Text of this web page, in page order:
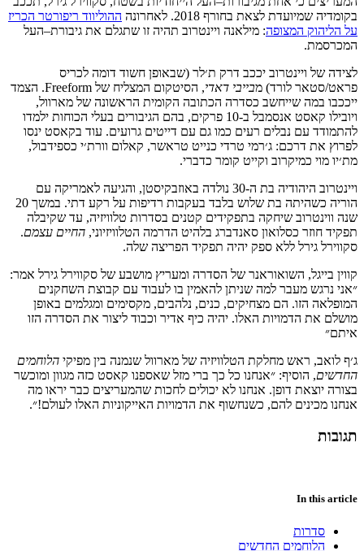
בקומדיה שמיועדת לצאת בחורף לאחרונה ההוליווד ריפורטר הכריז
על הליהוק המצופה: מילאנה ויינטרוב תהיה זו שתגלם את גיבורת–העל
המכרסמת.
לצידה של ויינטרוב יככב דרק ת׳לר (שבאופן חשוד דומה לכריס
פראט/סטאר לורד) מבייבי דאדי, הסיטקום המצליח של
הצמד
ייככבו במה שייחשב כסדרה הכתובה הקומית הראשונה של מארוול,
ויובילו קאסט אנסמבל ב-10 פרקים, בהם הגיבורים בעלי הכוחות ילמדו
להתמודד עם נבלים רעים כמו גם עם דייטים גרועים. עוד בקאסט ינסו
לפרוץ את דרכם: ג׳רמי טרדי כנייט טראשר, קאלום וורת׳י כספידבול,
מת׳יו מוי כמיקרוב וקייט קומר כדברי.
ויינטרוב היהודיה בת ה-30 נולדה באוזבקיסטן, והגיעה לאמריקה עם
הוריה כשהיתה בת שלוש בלבד בעקבות רדיפות על רקע דתי. במשך 20
שנה ווינטרוב שיחקה בתפקידים קטנים בסדרות טלוויזיה, עד שקיבלה
תפקיד חוזר כסלואון סאנדברג בלהיט הדרמה הטלוויזיוני, החיים עצמם.
סקווירל גירל ללא ספק יהיה תפקיד הפריצה שלה.
קווין בייגל, השואוראנר של הסדרה ומעריץ מושבע של סקווירל גירל אמר:
״אני נרגש מעבר למה שניתן להאמין בו לעבוד עם קבוצת השחקנים
המופלאה הזו. הם מצחיקים, כנים, נלהבים, מקסימים ומגלמים באופן
מושלם את הדמויות האלו. יהיה כיף אדיר וכבוד ליצור את הסדרה הזו
איתם״
ג׳ף לואב, ראש מחלקת הטלוויזיה של מארוול שנמנה בין מפיקי הלוחמים
החדשים, הוסיף: ״אנחנו כל כך ברי מזל שאספנו קאסט כזה מגוון ומוכשר
בצורה יוצאת דופן. אנחנו לא יכולים לחכות שהמעריצים כבר יראו מה
אנחנו מכינים להם, כשנחשוף את הדמויות האייקוניות האלו לעולם!״.
תגובות
In this article
סדרות
הלוחמים החדשים